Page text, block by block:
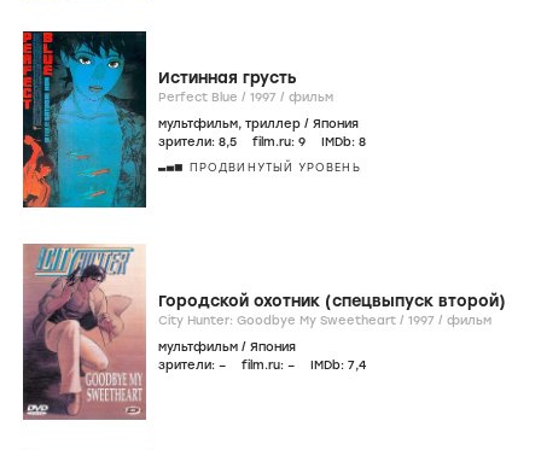
Истинная грусть
Perfect Blue / 1997 / фильм
мультфильм, триллер / Япония
зрители: 8,5 film.ru: 9 IMDb: 8
ПРОДВИНУТЫЙ УРОВЕНЬ
Городской охотник (спецвыпуск второй)
City Hunter: Goodbye My Sweetheart / 1997 / фильм
мультфильм / Япония
зрители: – film.ru: – IMDb: 7,4